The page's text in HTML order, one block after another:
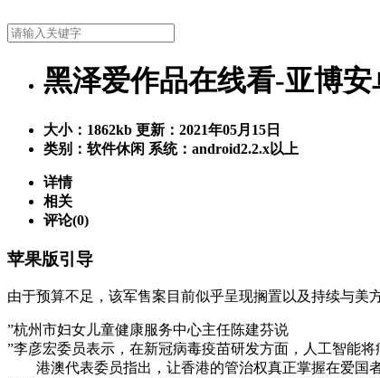
黑泽爱作品在线看-亚博安
大小： 1862kb 更新：2021年05月15日
类别：软件休闲 系统：android2.2.x以上
详情
相关
评论(0)
苹果版引导
由于预算不足，该军售案目前似乎呈现搁置以及持续与美
”杭州市妇女儿童健康服务中心主任陈建芬说
”李彦宏委员表示，在新冠病毒疫苗研发方面，人工智能
港澳代表委员指出，让香港的管治权真正掌握在爱国者